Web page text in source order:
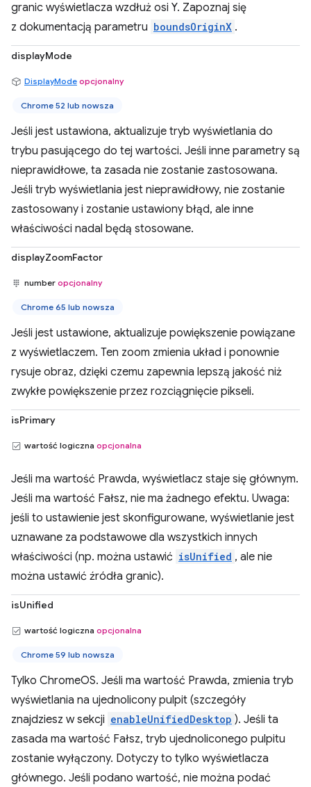
granic wyświetlacza wzdłuż osi Y. Zapoznaj się
z dokumentacją parametru boundsOriginX .
displayMode
DisplayMode opcjonalny
Chrome 52 lub nowsza
Jeśli jest ustawiona, aktualizuje tryb wyświetlania do
trybu pasującego do tej wartości. Jeśli inne parametry są
nieprawidłowe, ta zasada nie zostanie zastosowana.
Jeśli tryb wyświetlania jest nieprawidłowy, nie zostanie
zastosowany i zostanie ustawiony błąd, ale inne
właściwości nadal będą stosowane.
displayZoomFactor
number opcjonalny
Chrome 65 lub nowsza
Jeśli jest ustawione, aktualizuje powiększenie powiązane
z wyświetlaczem. Ten zoom zmienia układ i ponownie
rysuje obraz, dzięki czemu zapewnia lepszą jakość niż
zwykłe powiększenie przez rozciągnięcie pikseli.
isPrimary
wartość logiczna opcjonalna
Jeśli ma wartość Prawda, wyświetlacz staje się głównym.
Jeśli ma wartość Fałsz, nie ma żadnego efektu. Uwaga:
jeśli to ustawienie jest skonfigurowane, wyświetlanie jest
uznawane za podstawowe dla wszystkich innych
właściwości (np. można ustawić isUnified , ale nie
można ustawić źródła granic).
isUnified
wartość logiczna opcjonalna
Chrome 59 lub nowsza
Tylko ChromeOS. Jeśli ma wartość Prawda, zmienia tryb
wyświetlania na ujednolicony pulpit (szczegóły
znajdziesz w sekcji enableUnifiedDesktop ). Jeśli ta
zasada ma wartość Fałsz, tryb ujednoliconego pulpitu
zostanie wyłączony. Dotyczy to tylko wyświetlacza
głównego. Jeśli podano wartość, nie można podać